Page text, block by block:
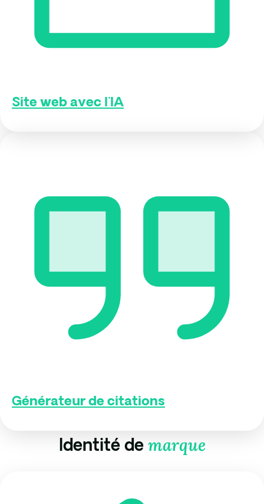
Site web avec l'IA
Générateur de citations
Identité de marque